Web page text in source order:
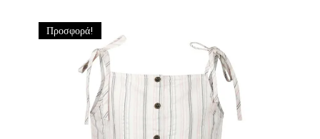
€14,00.
€10,00.
Προσφορά!